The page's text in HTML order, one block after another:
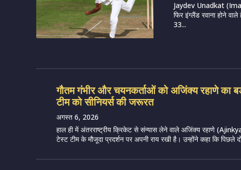
Jaydev Unadkat
फिर इंग्लैंड रवाना होने
33...
गौतम गंभीर और चयनकर्ताओं को अजिंक्य रहाणे का
टीम को सीनियर्स की जरूरत
अगस्त 6, 2026
हाल ही में अंतरराष्ट्रीय क्रिकेट से संन्यास लेने वाले अजिंक्य रहाणे
टेस्ट टीम के मौजूदा प्रदर्शन पर अपनी राय रखी है। उन्होंने कहा कि पिछले दो